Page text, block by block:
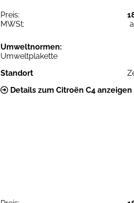
Preis:
MWSt:
Umweltnormen:
Umweltplakette
Standort
Details zum Citroën C4 anzeigen